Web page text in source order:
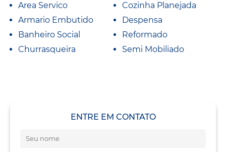
Area Servico
Armario Embutido
Banheiro Social
Churrasqueira
Cozinha Planejada
Despensa
Reformado
Semi Mobiliado
ENTRE EM CONTATO